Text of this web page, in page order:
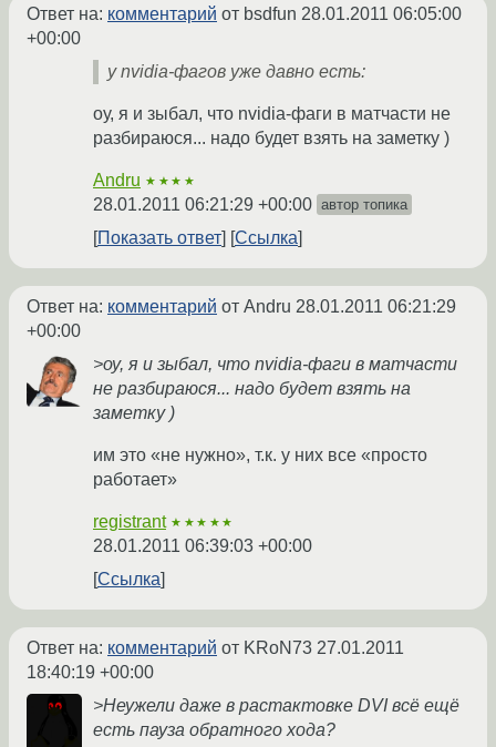
Ответ на: комментарий от bsdfun 28.01.2011 06:05:00
+00:00
у nvidia-фагов уже давно есть:
оу, я и зыбал, что nvidia-фаги в матчасти не
разбираюся... надо будет взять на заметку )
Andru ★★★★
28.01.2011 06:21:29 +00:00 автор топика
Показать ответ Ссылка
Ответ на: комментарий от Andru 28.01.2011 06:21:29
+00:00
>оу, я и зыбал, что nvidia-фаги в матчасти
не разбираюся... надо будет взять на
заметку )
им это «не нужно», т.к. у них все «просто
работает»
registrant ★★★★★
28.01.2011 06:39:03 +00:00
Ссылка
Ответ на: комментарий от KRoN73 27.01.2011
18:40:19 +00:00
>Неужели даже в растактовке DVI всё ещё
есть пауза обратного хода?